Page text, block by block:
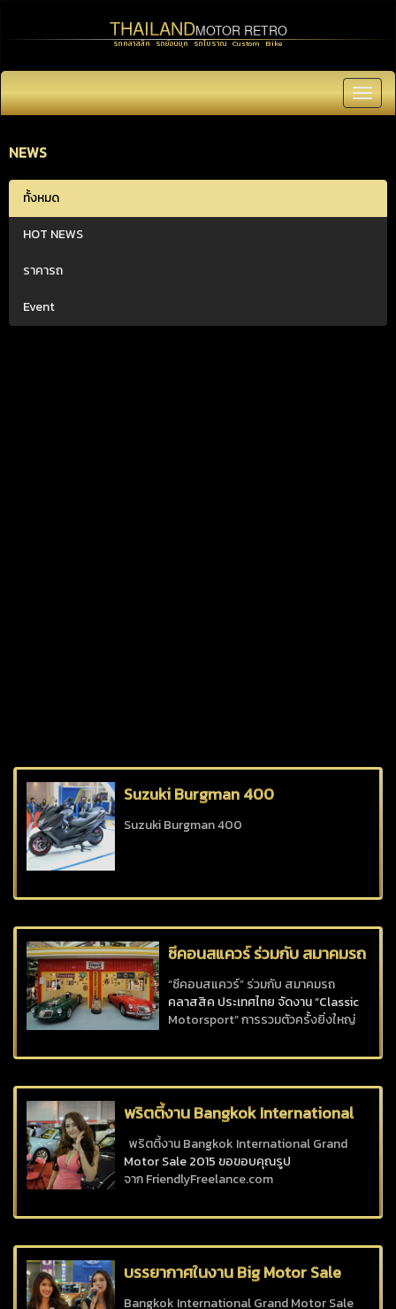
THAILANDMOTOR RETRO
รถคลาสสิค รถย้อนยุค รถโบราณ Custom Bike
NEWS
ทั้งหมด
HOT NEWS
ราคารถ
Event
Suzuki Burgman 400
Suzuki Burgman 400
ซีคอนสแควร์ ร่วมกับ สมาคมรถ
คลาสสิค ประเทศไทย จัดงาน
Classic Motorsport
“ซีคอนสแควร์” ร่วมกับ สมาคมรถ
คลาสสิค ประเทศไทย จัดงาน “Classic
Motorsport” การรวมตัวครั้งยิ่งใหญ่
จนเป็นตำนานบนสนามแข่งขัน พร้อม
ของใครหลายคนรวมกว่า 30 คัน
ท่ามกลางการบรรยากาศที่เนรมิตให้เป็น
สนามการแข่งขันรถย
พริตตี้งาน Bangkok International
Grand Motor Sale
พริตตี้งาน Bangkok International Grand
Motor Sale 2015 ขอขอบคุณรูป
จาก FriendlyFreelance.com
บรรยากาศในงาน Big Motor Sale
2015 วันแรก
Bangkok International Grand Motor Sale